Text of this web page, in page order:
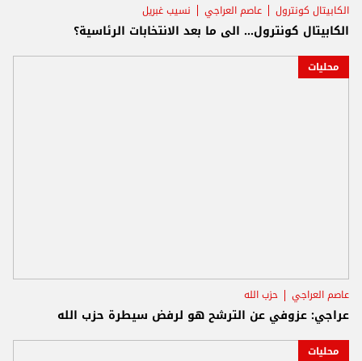
الكابيتال كونترول عاصم العراجي نسيب غبريل
الكابيتال كونترول... الى ما بعد الانتخابات الرئاسية؟
محليات
عاصم العراجي حزب الله
عراجي: عزوفي عن الترشح هو لرفض سيطرة حزب الله
محليات